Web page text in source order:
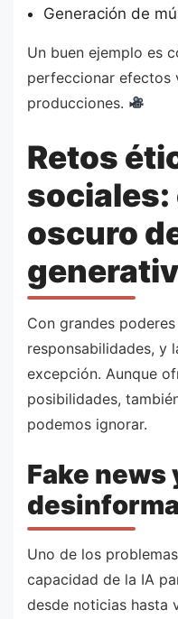
Generación de
Un buen ejemplo es
perfeccionar efectos
producciones.
Retos
sociales:
oscuro
Con grandes
responsabilidades, y
excepción. Aunque
posibilidades,
podemos ignorar.
Fake news
Uno de los
capacidad de la IA
desde noticias hasta